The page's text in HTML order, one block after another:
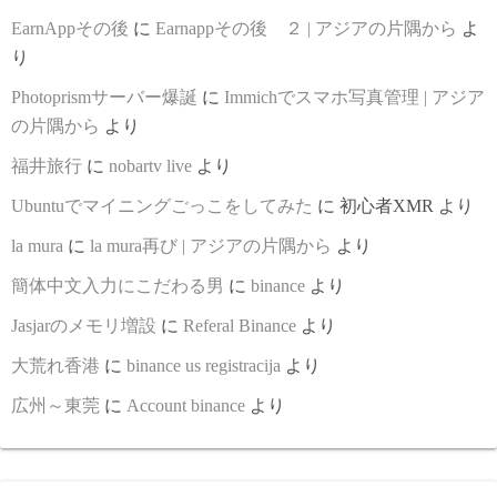
EarnAppその後 に Earnappその後 ２ | アジアの片隅から よ
り
Photoprismサーバー爆誕 に Immichでスマホ写真管理 | アジア
の片隅から より
福井旅行 に nobartv live より
Ubuntuでマイニングごっこをしてみた に 初心者XMR より
la mura に la mura再び | アジアの片隅から より
簡体中文入力にこだわる男 に binance より
Jasjarのメモリ増設 に Referal Binance より
大荒れ香港 に binance us registracija より
広州～東莞 に Account binance より